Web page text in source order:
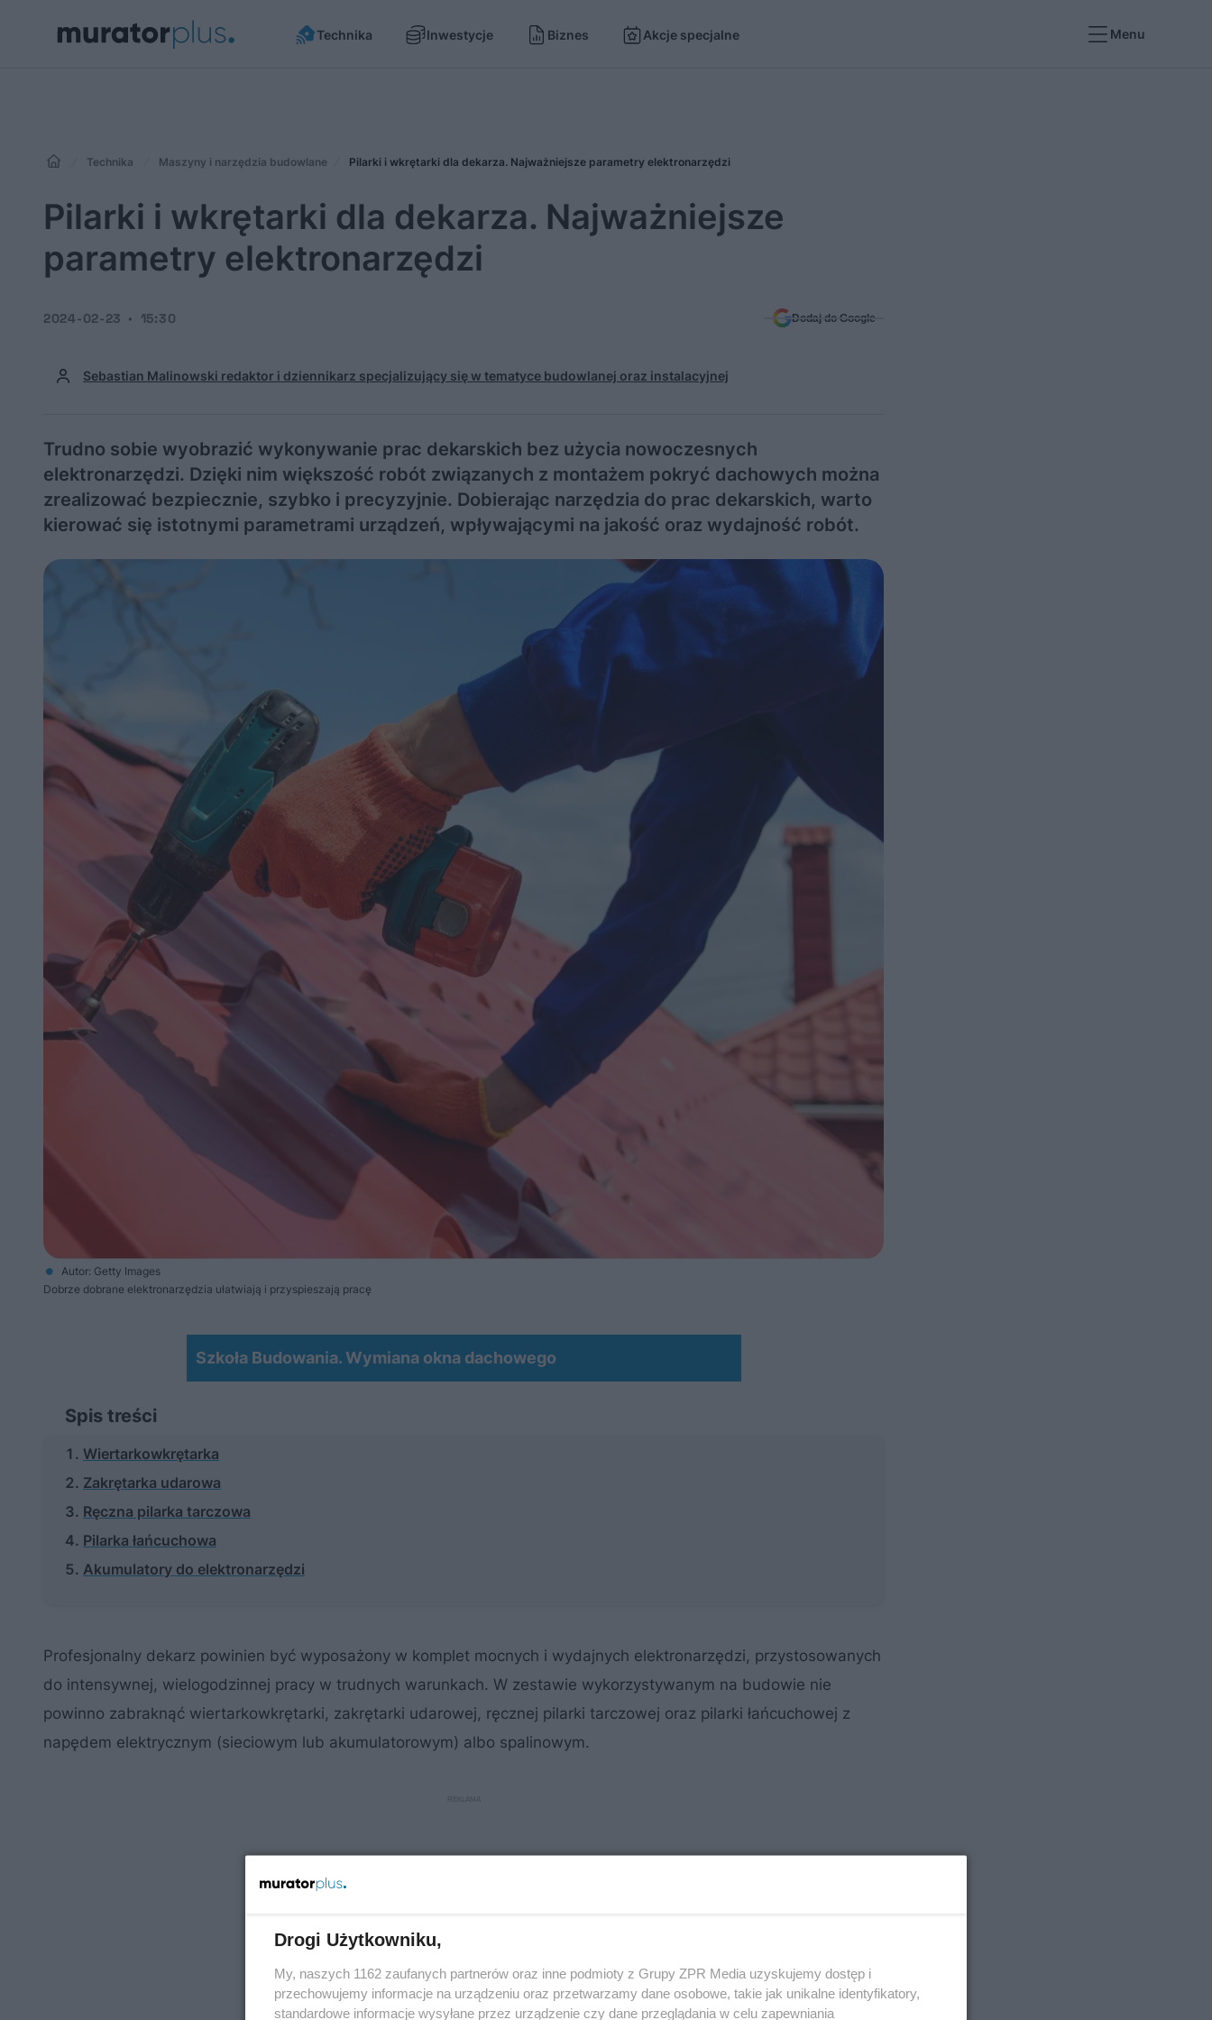
Technika Inwestycje Biznes Akcje specjalne Menu
Technika Maszyny i narzędzia budowlane Pilarki i wkrętarki dla dekarza. Najważniejsze parametry elektronarzędzi
Pilarki i wkrętarki dla dekarza. Najważniejsze
parametry elektronarzędzi
Sebastian Malinowski redaktor i dziennikarz specjalizujący się w tematyce budowlanej oraz instalacyjnej
2024-02-23 15:30 Dodaj do Google
Trudno sobie wyobrazić wykonywanie prac dekarskich bez użycia nowoczesnych
elektronarzędzi. Dzięki nim większość robót związanych z montażem pokryć dachowych można
zrealizować bezpiecznie, szybko i precyzyjnie. Dobierając narzędzia do prac dekarskich, warto
kierować się istotnymi parametrami urządzeń, wpływającymi na jakość oraz wydajność robót.
Autor: Getty Images
Dobrze dobrane elektronarzędzia ułatwiają i przyspieszają pracę
Szkoła Budowania. Wymiana okna dachowego
Spis treści
Wiertarkowkrętarka
Zakrętarka udarowa
Ręczna pilarka tarczowa
Pilarka łańcuchowa
Akumulatory do elektronarzędzi
Profesjonalny dekarz powinien być wyposażony w komplet mocnych i wydajnych elektronarzędzi, przystosowanych
do intensywnej, wielogodzinnej pracy w trudnych warunkach. W zestawie wykorzystywanym na budowie nie
powinno zabraknąć wiertarkowkrętarki, zakrętarki udarowej, ręcznej pilarki tarczowej oraz pilarki łańcuchowej z
napędem elektrycznym (sieciowym lub akumulatorowym) albo spalinowym.
Drogi Użytkowniku,
My, naszych 1162 zaufanych partnerów oraz inne podmioty z Grupy ZPR Media uzyskujemy dostęp i
przechowujemy informacje na urządzeniu oraz przetwarzamy dane osobowe, takie jak unikalne identyfikatory,
standardowe informacje wysyłane przez urządzenie czy dane przeglądania w celu zapewniania